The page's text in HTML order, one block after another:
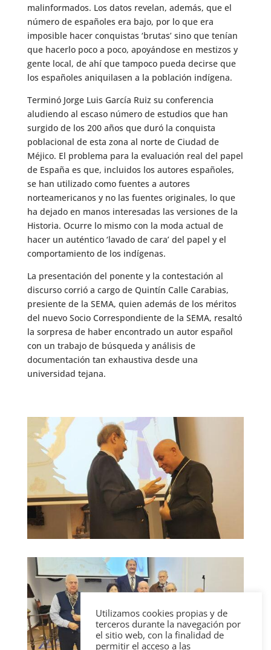
malinformados. Los datos revelan, además, que el
número de españoles era bajo, por lo que era
imposible hacer conquistas ‘brutas’ sino que tenían
que hacerlo poco a poco, apoyándose en mestizos y
gente local, de ahí que tampoco pueda decirse que
los españoles aniquilasen a la población indígena.
Terminó Jorge Luis García Ruiz su conferencia
aludiendo al escaso número de estudios que han
surgido de los 200 años que duró la conquista
poblacional de esta zona al norte de Ciudad de
Méjico. El problema para la evaluación real del papel
de España es que, incluidos los autores españoles,
se han utilizado como fuentes a autores
norteamericanos y no las fuentes originales, lo que
ha dejado en manos interesadas las versiones de la
Historia. Ocurre lo mismo con la moda actual de
hacer un auténtico ‘lavado de cara’ del papel y el
comportamiento de los indígenas.
La presentación del ponente y la contestación al
discurso corrió a cargo de Quintín Calle Carabias,
presiente de la SEMA, quien además de los méritos
del nuevo Socio Correspondiente de la SEMA, resaltó
la sorpresa de haber encontrado un autor español
con un trabajo de búsqueda y análisis de
documentación tan exhaustiva desde una
universidad tejana.
Utilizamos cookies propias y de
terceros durante la navegación por
el sitio web, con la finalidad de
permitir el acceso a las